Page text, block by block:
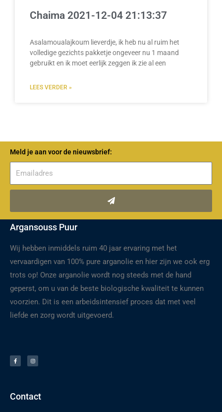
Chaima 2021-12-04 21:13:37
Asalamoualajkoum lieverdje, ik heb nu al ruim het
volledige gezichts pakketje ongeveer nu 1 maand
gebruikt en ik moet eerlijk zeggen ik zie al een
LEES VERDER »
Meld je aan voor de nieuwsbrief:
Verzenden
Argansouss Puur
Wij hebben inmiddels ruim 40 jaar ervaring met het
vervaardigen van 100% pure arganolie en hier zijn we ook erg
trots op! Onze arganolie wordt nog steeds met de hand
geperst, om u van de beste biologische kwaliteit te kunnen
voorzien. Dit is een arbeidsintensief proces dat met veel
liefde en zorg wordt uitgevoerd.
c
e
b
s
t
a
Contact